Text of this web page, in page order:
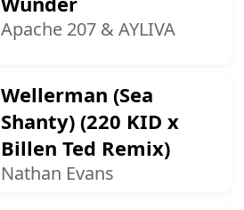
Apache 207 & AYLIVA
Wellerman (Sea
Shanty) (220 KID x
Billen Ted Remix)
Nathan Evans